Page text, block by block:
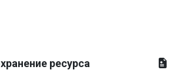
ресурса